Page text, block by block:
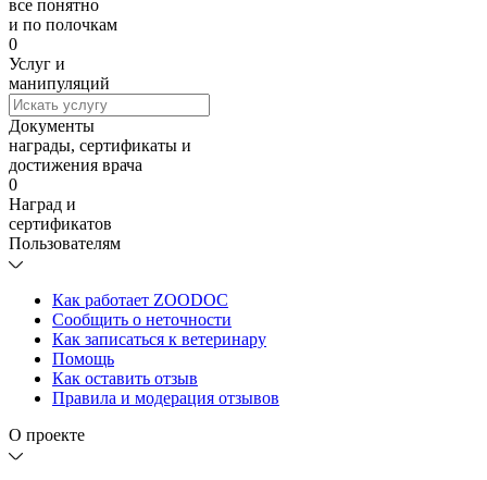
все понятно
и по полочкам
0
Услуг и
манипуляций
Документы
награды, сертификаты и
достижения врача
0
Наград и
сертификатов
Пользователям
Как работает ZOODOC
Сообщить о неточности
Как записаться к ветеринару
Помощь
Как оставить отзыв
Правила и модерация отзывов
О проекте